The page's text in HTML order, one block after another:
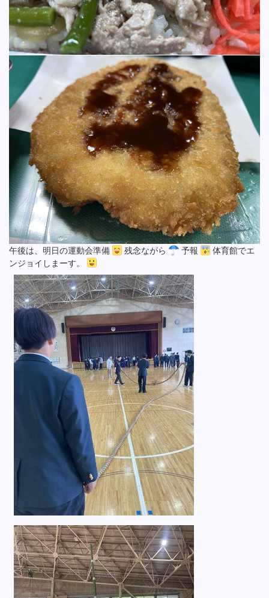
午後は、明日の運動会準備 残念ながら 予報
体育館でエ
ンジョイしまーす。